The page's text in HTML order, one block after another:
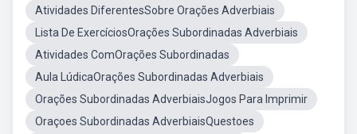
Atividades DiferentesSobre Orações Adverbiais
Lista De ExercíciosOrações Subordinadas Adverbiais
Atividades ComOrações Subordinadas
Aula LúdicaOrações Subordinadas Adverbiais
Orações Subordinadas AdverbiaisJogos Para Imprimir
Oraçoes Subordinadas AdverbiaisQuestoes